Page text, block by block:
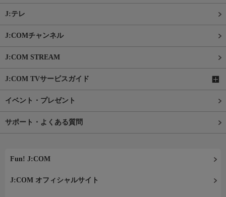
J:テレ
J:COMチャンネル
J:COM STREAM
J:COM TVサービスガイド
イベント・プレゼント
サポート・よくある質問
Fun! J:COM
J:COM オフィシャルサイト